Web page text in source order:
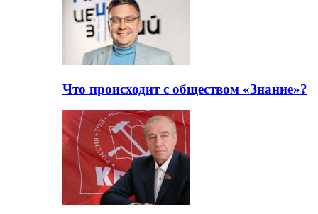
Что происходит с обществом «Знание»?